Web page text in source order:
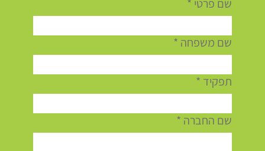
לאיטום כראוי קובעת אם האיטום יחזיק שנים –
שם פרטי *
שם משפחה *
תפקיד *
שם החברה *